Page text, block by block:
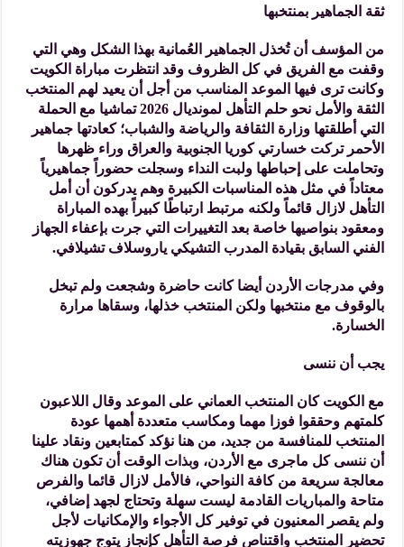
ثقة الجماهير بمنتخبها
من المؤسف أن تُخذل الجماهير العُمانية بهذا الشكل وهي التي
وقفت مع الفريق في كل الظروف وقد انتظرت مباراة الكويت
وكانت ترى فيها الموعد المناسب من أجل أن يعيد لهم المنتخب
الثقة والأمل نحو حلم التأهل لمونديال 2026 تماشيا مع الحملة
التي أطلقتها وزارة الثقافة والرياضة والشباب؛ كعادتها جماهير
الأحمر تركت خسارتي كوريا الجنوبية والعراق وراء ظهرها
وتحاملت على إحباطها ولبت النداء وسجلت حضوراً جماهيرياً
معتاداً في مثل هذه المناسبات الكبيرة وهم يدركون أن أمل
التأهل لازال قائماً ولكنه مرتبط ارتباطًا كبيراً بهده المباراة
ومعقود بنواصيها خاصة بعد التغييرات التي جرت بإعفاء الجهاز
الفني السابق بقيادة المدرب التشيكي ياروسلاف تشيلافي.
وفي مدرجات الأردن أيضا كانت حاضرة وشجعت ولم تبخل
بالوقوف مع منتخبها ولكن المنتخب خذلها، وسقاها مرارة
الخسارة.
يجب أن ننسى
مع الكويت كان المنتخب العماني على الموعد وقال اللاعبون
كلمتهم وحققوا فوزا مهما ومكاسب متعددة أهمها عودة
المنتخب للمنافسة من جديد، من هنا نؤكد كمتابعين ونقاد علينا
أن ننسى كل ماجرى مع الأردن، وبذات الوقت أن تكون هناك
معالجة سريعة من كافة النواحي، فالأمل لازال قائما والفرص
متاحة والمباريات القادمة ليست سهلة وتحتاج لجهد إضافي،
ولم يقصر المعنيون في توفير كل الأجواء والإمكانيات لأجل
تحضير المنتخب واقتناص فرصة التأهل كإنجاز يتوج جهوزيته